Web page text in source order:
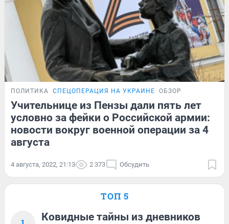
ПОЛИТИКА СПЕЦОПЕРАЦИЯ НА УКРАИНЕ ОБЗОР
Учительнице из Пензы дали пять лет
условно за фейки о Российской армии:
новости вокруг военной операции за 4
августа
4 августа, 2022, 21:13 2 373 Обсудить
ТОП 5
Ковидные тайны из дневников